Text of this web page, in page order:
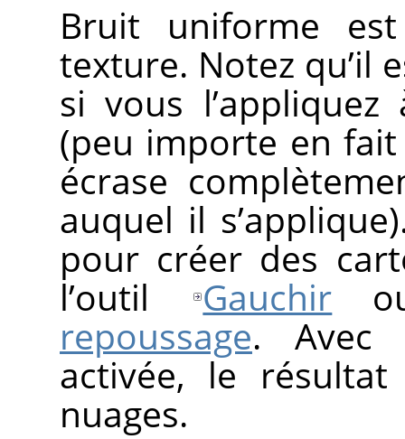
Bruit uniforme
texture. Notez qu’il
si vous
(peu importe en fait
écrase
auquel il
pour créer des
l’outil
Gauchir
repoussage. Avec
activée, le
nuages.